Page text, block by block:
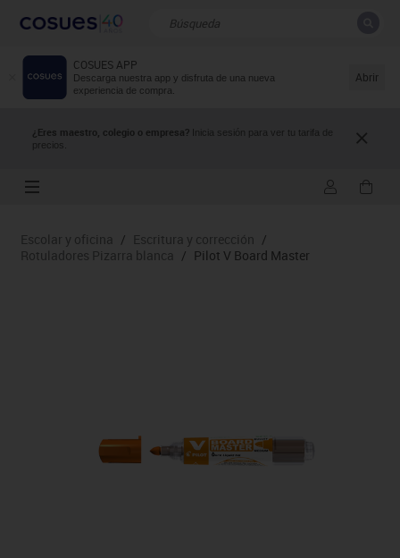
COSUES APP
Descarga nuestra app y disfruta de una nueva
experiencia de compra.
Abrir
¿Eres maestro, colegio o empresa? Inicia sesión para ver tu tarifa de
precios.
Resultados de la búsqueda
Escolar y oficina / Escritura y corrección /
Rotuladores Pizarra blanca / Pilot V Board Master